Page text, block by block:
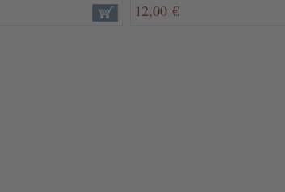
12,00 €